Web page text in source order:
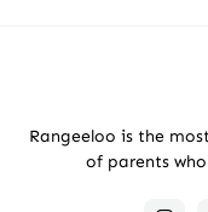
Rangeeloo is the
of parents